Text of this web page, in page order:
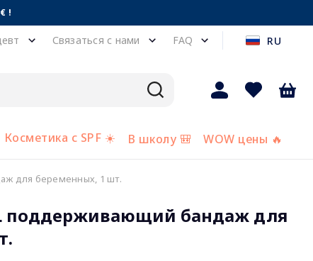
!
Связаться с нами FAQ RU
Косметика с SPF ☀️ В школу 🎒 WOW цены 🔥
для беременных, 1 шт.
L поддерживающий бандаж для